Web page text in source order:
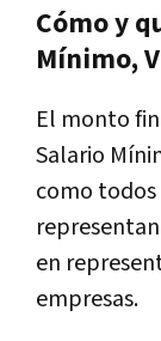
Cómo y
Mínimo,
El monto
Salario
como todos
en
empresas.